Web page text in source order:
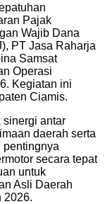
Pajak
Wajib Dana
PT Jasa Raharja
Samsat
Operasi
Kegiatan ini
Ciamis.
sinergi antar
daerah serta
pentingnya
secara tepat
untuk
Asli Daerah
2026.